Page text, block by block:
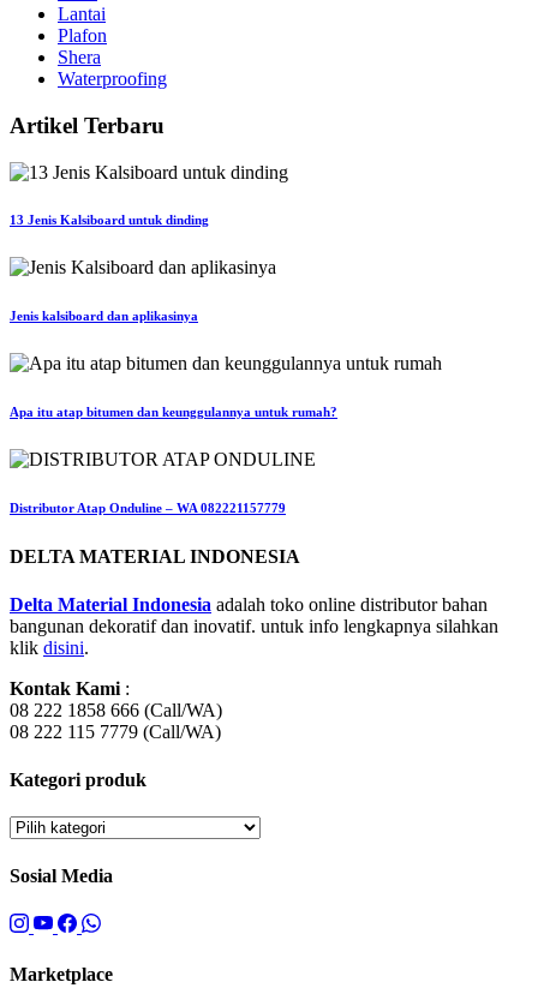
Lantai
Plafon
Shera
Waterproofing
Artikel Terbaru
13 Jenis Kalsiboard untuk dinding
Jenis kalsiboard dan aplikasinya
Apa itu atap bitumen dan keunggulannya untuk rumah?
Distributor Atap Onduline – WA 082221157779
DELTA MATERIAL INDONESIA
Delta Material Indonesia adalah toko online distributor bahan
bangunan dekoratif dan inovatif. untuk info lengkapnya silahkan
klik disini.
Kontak Kami :
08 222 1858 666 (Call/WA)
08 222 115 7779 (Call/WA)
Kategori produk
Sosial Media
Marketplace